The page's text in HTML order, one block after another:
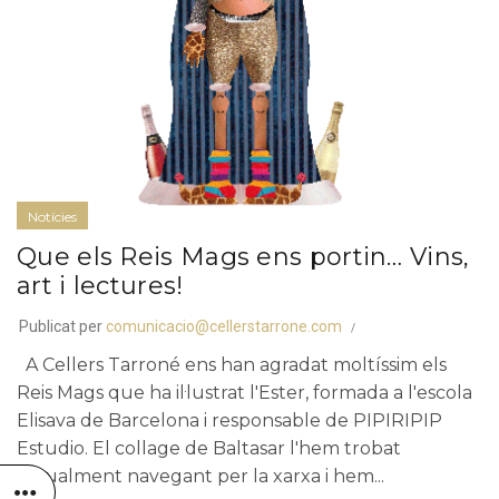
Notícies
Que els Reis Mags ens portin… Vins,
art i lectures!
Publicat per comunicacio@cellerstarrone.com
A Cellers Tarroné ens han agradat moltíssim els
Reis Mags que ha il·lustrat l'Ester, formada a l'escola
Elisava de Barcelona i responsable de PIPIRIPIP
Estudio. El collage de Baltasar l'hem trobat
casualment navegant per la xarxa i hem...